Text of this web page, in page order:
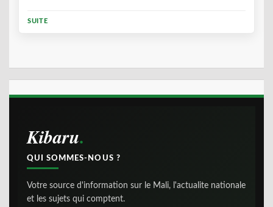
SUITE
Kibaru
QUI SOMMES-NOUS ?
Votre source d'information sur le Mali, l'actualite nationale
et les sujets qui comptent.